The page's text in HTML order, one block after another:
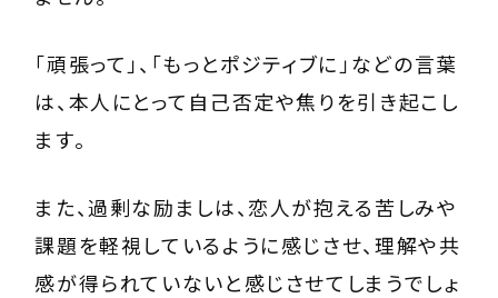
「頑張って」、「もっとポジティブに」などの言葉
は、本人にとって自己否定や焦りを引き起こし
ます。
また、過剰な励ましは、恋人が抱える苦しみや
課題を軽視しているように感じさせ、理解や共
感が得られていないと感じさせてしまうでしょ